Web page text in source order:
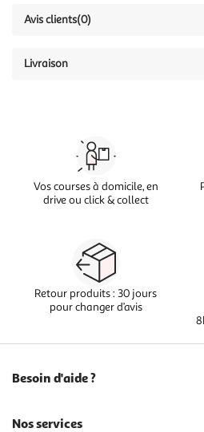
Avis clients(0)
Livraison
Vos courses à domicile, en
drive ou click & collect
Retour produits : 30 jours
pour changer d’avis
Besoin d'aide ?
Nos services